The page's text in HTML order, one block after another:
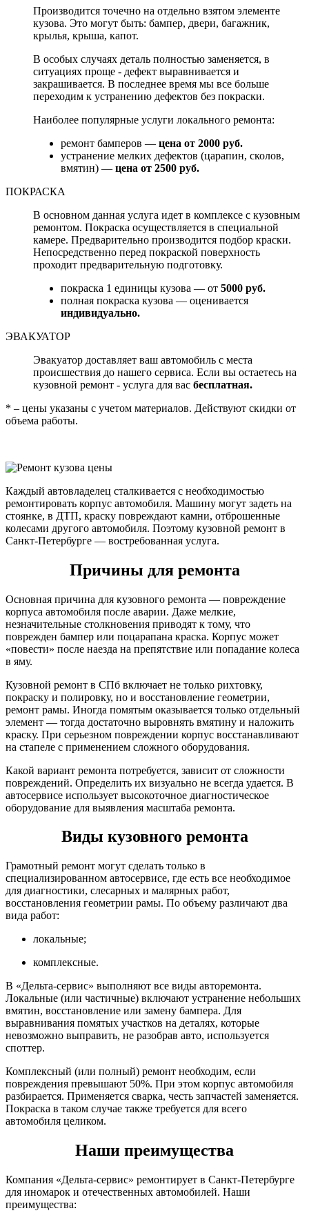
Производится точечно на отдельно взятом элементе
кузова. Это могут быть: бампер, двери, багажник,
крылья, крыша, капот.
В особых случаях деталь полностью заменяется, в
ситуациях проще - дефект выравнивается и
закрашивается. В последнее время мы все больше
переходим к устранению дефектов без покраски.
Наиболее популярные услуги локального ремонта:
ремонт бамперов — цена от 2000 руб.
устранение мелких дефектов (царапин, сколов,
вмятин) — цена от 2500 руб.
ПОКРАСКА
В основном данная услуга идет в комплексе с кузовным
ремонтом. Покраска осуществляется в специальной
камере. Предварительно производится подбор краски.
Непосредственно перед покраской поверхность
проходит предварительную подготовку.
покраска 1 единицы кузова — от 5000 руб.
полная покраска кузова — оценивается
индивидуально.
ЭВАКУАТОР
Эвакуатор доставляет ваш автомобиль с места
происшествия до нашего сервиса. Если вы остаетесь на
кузовной ремонт - услуга для вас бесплатная.
* – цены указаны с учетом материалов. Действуют скидки от
объема работы.
Каждый автовладелец сталкивается с необходимостью
ремонтировать корпус автомобиля. Машину могут задеть на
стоянке, в ДТП, краску повреждают камни, отброшенные
колесами другого автомобиля. Поэтому кузовной ремонт в
Санкт-Петербурге — востребованная услуга.
Причины для ремонта
Основная причина для кузовного ремонта — повреждение
корпуса автомобиля после аварии. Даже мелкие,
незначительные столкновения приводят к тому, что
поврежден бампер или поцарапана краска. Корпус может
«повести» после наезда на препятствие или попадание колеса
в яму.
Кузовной ремонт в СПб включает не только рихтовку,
покраску и полировку, но и восстановление геометрии,
ремонт рамы. Иногда помятым оказывается только отдельный
элемент — тогда достаточно выровнять вмятину и наложить
краску. При серьезном повреждении корпус восстанавливают
на стапеле с применением сложного оборудования.
Какой вариант ремонта потребуется, зависит от сложности
повреждений. Определить их визуально не всегда удается. В
автосервисе использует высокоточное диагностическое
оборудование для выявления масштаба ремонта.
Виды кузовного ремонта
Грамотный ремонт могут сделать только в
специализированном автосервисе, где есть все необходимое
для диагностики, слесарных и малярных работ,
восстановления геометрии рамы. По объему различают два
вида работ:
локальные;
комплексные.
В «Дельта-сервис» выполняют все виды авторемонта.
Локальные (или частичные) включают устранение небольших
вмятин, восстановление или замену бампера. Для
выравнивания помятых участков на деталях, которые
невозможно выправить, не разобрав авто, используется
споттер.
Комплексный (или полный) ремонт необходим, если
повреждения превышают 50%. При этом корпус автомобиля
разбирается. Применяется сварка, честь запчастей заменяется.
Покраска в таком случае также требуется для всего
автомобиля целиком.
Наши преимущества
Компания «Дельта-сервис» ремонтирует в Санкт-Петербурге
для иномарок и отечественных автомобилей. Наши
преимущества: